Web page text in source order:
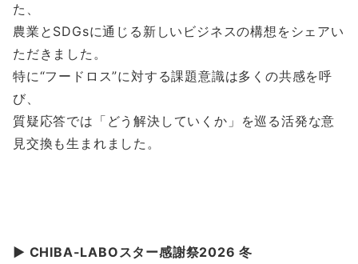
た、
農業とSDGsに通じる新しいビジネスの構想をシェアい
ただきました。
特に“フードロス”に対する課題意識は多くの共感を呼
び、
質疑応答では「どう解決していくか」を巡る活発な意
見交換も生まれました。
▶︎ CHIBA-LABOスター感謝祭2026 冬